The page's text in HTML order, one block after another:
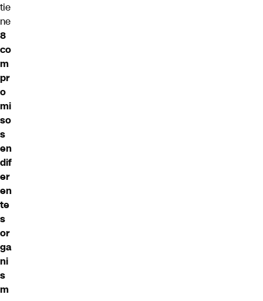
tie
ne
8
co
m
pr
o
mi
so
s
en
dif
er
en
te
s
or
ga
ni
s
m